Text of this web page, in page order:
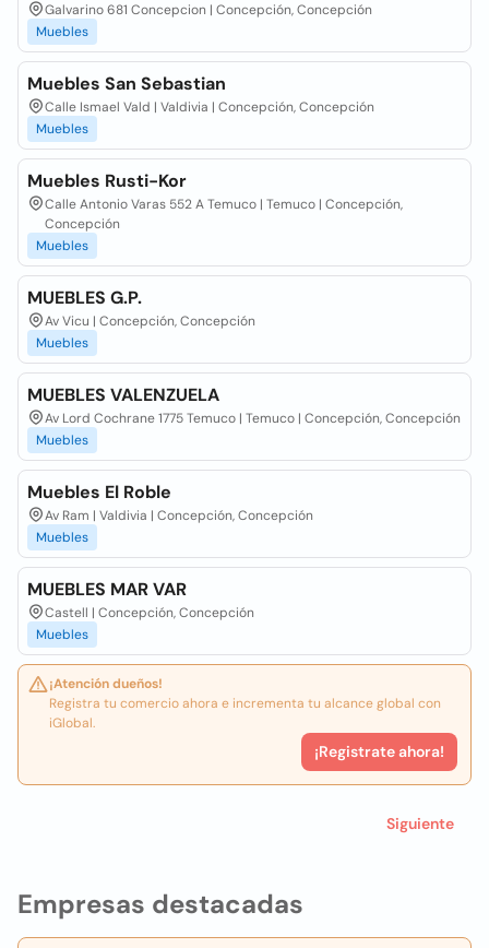
Empresas destacadas
Galvarino 681 Concepcion | Concepción, Concepción
Muebles
Muebles San Sebastian
Calle Ismael Vald | Valdivia | Concepción, Concepción
Muebles
Muebles Rusti-Kor
Calle Antonio Varas 552 A Temuco | Temuco | Concepción,
Concepción
Muebles
MUEBLES G.P.
Av Vicu | Concepción, Concepción
Muebles
MUEBLES VALENZUELA
Av Lord Cochrane 1775 Temuco | Temuco | Concepción, Concepción
Muebles
Muebles El Roble
Av Ram | Valdivia | Concepción, Concepción
Muebles
MUEBLES MAR VAR
Castell | Concepción, Concepción
Muebles
¡Atención dueños!
Registra tu comercio ahora e incrementa tu alcance global con
iGlobal.
¡Registrate ahora!
Siguiente